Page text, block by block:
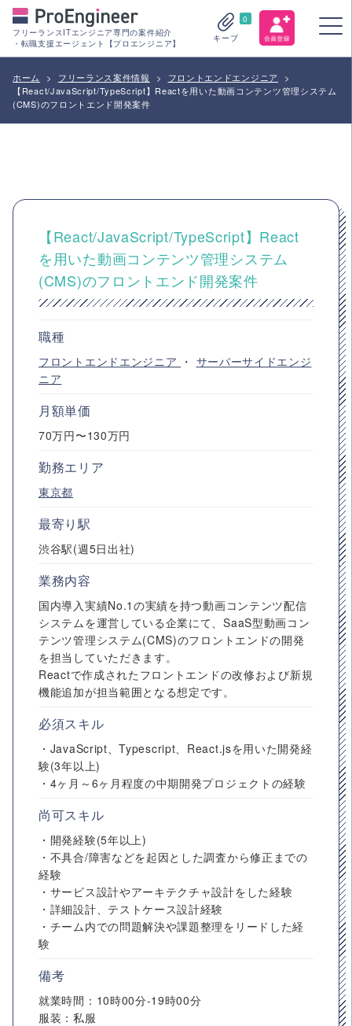
フリーランスITエンジニア専門の案件紹介
・転職支援エージェント【プロエンジニア】
0
キープ
ホーム > フリーランス案件情報 > フロントエンドエンジニア
>
【React/JavaScript/TypeScript】Reactを用いた動画コンテンツ管理システム
(CMS)のフロントエンド開発案件
【React/JavaScript/TypeScript】React
を用いた動画コンテンツ管理システム
(CMS)のフロントエンド開発案件
職種
フロントエンドエンジニア ・ サーバーサイドエンジ
ニア
月額単価
70万円〜130万円
勤務エリア
東京都
最寄り駅
渋谷駅(週5日出社)
業務内容
国内導入実績No.1の実績を持つ動画コンテンツ配信
システムを運営している企業にて、SaaS型動画コン
テンツ管理システム(CMS)のフロントエンドの開発
を担当していただきます。
Reactで作成されたフロントエンドの改修および新規
機能追加が担当範囲となる想定です。
必須スキル
・JavaScript、Typescript、React.jsを用いた開発経
験(3年以上)
・4ヶ月～6ヶ月程度の中期開発プロジェクトの経験
尚可スキル
・開発経験(5年以上)
・不具合/障害などを起因とした調査から修正までの
経験
・サービス設計やアーキテクチャ設計をした経験
・詳細設計、テストケース設計経験
・チーム内での問題解決や課題整理をリードした経
験
備考
就業時間：10時00分-19時00分
服装：私服